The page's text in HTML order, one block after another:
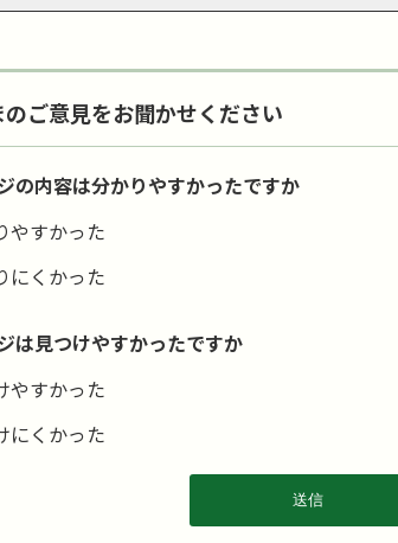
ご意見をお聞かせください
の内容は分かりやすかったですか
やすかった
にくかった
は見つけやすかったですか
やすかった
にくかった